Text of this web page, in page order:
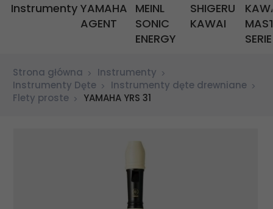
Instrumenty YAMAHA
AGENT
MEINL
SONIC
ENERGY
SHIGERU
KAWAI
Strona główna
Instrumenty
Instrumenty Dęte
Instrumenty dęte drewniane
Flety proste
YAMAHA YRS 31